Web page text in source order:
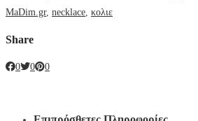
MaDim.gr, necklace κολιε
Share
0 0 0